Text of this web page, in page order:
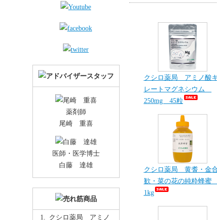
クシロ薬局 アミノ酸
レートマグネシウム
250mg 45粒
クシロ薬局 黄耆・金
歓・菜の花の純粋蜂
1kg
薬剤師
尾崎 重喜
医師・医学博士
白藤 達雄
クシロ薬局 アミノ